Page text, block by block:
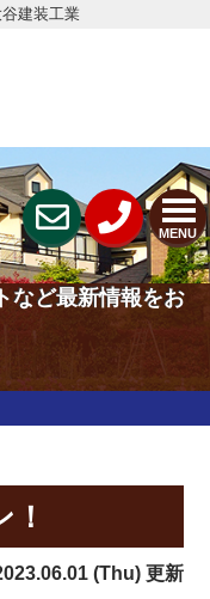
建装工業
MENU
など最新情報をお
(Thu) 更新